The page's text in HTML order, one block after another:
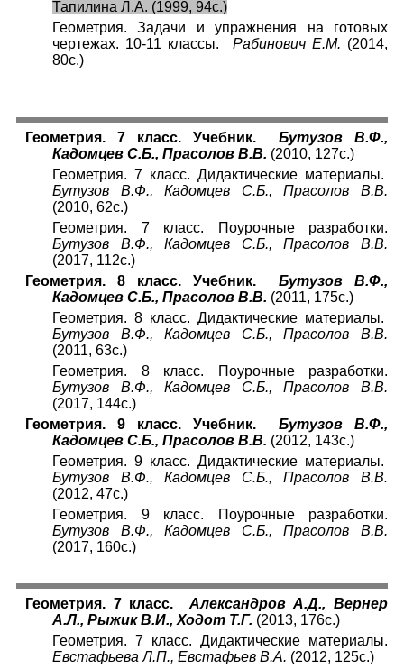
Тапилина Л.А. (1999, 94с.)
Геометрия. Задачи и упражнения на готовых
чертежах. 10-11 классы. Рабинович Е.М. (2014,
80с.)
Геометрия. 7 класс. Учебник.Бутузов В.Ф.,
Кадомцев С.Б., Прасолов В.В. (2010, 127с.)
Геометрия. 7 класс. Дидактические материалы.
Бутузов В.Ф., Кадомцев С.Б., Прасолов В.В.
(2010, 62с.)
Геометрия. 7 класс. Поурочные разработки.
Бутузов В.Ф., Кадомцев С.Б., Прасолов В.В.
(2017, 112с.)
Геометрия. 8 класс. Учебник.Бутузов В.Ф.,
Кадомцев С.Б., Прасолов В.В. (2011, 175с.)
Геометрия. 8 класс. Дидактические материалы.
Бутузов В.Ф., Кадомцев С.Б., Прасолов В.В.
(2011, 63с.)
Геометрия. 8 класс. Поурочные разработки.
Бутузов В.Ф., Кадомцев С.Б., Прасолов В.В.
(2017, 144с.)
Геометрия. 9 класс. Учебник.Бутузов В.Ф.,
Кадомцев С.Б., Прасолов В.В. (2012, 143с.)
Геометрия. 9 класс. Дидактические материалы.
Бутузов В.Ф., Кадомцев С.Б., Прасолов В.В.
(2012, 47с.)
Геометрия. 9 класс. Поурочные разработки.
Бутузов В.Ф., Кадомцев С.Б., Прасолов В.В.
(2017, 160с.)
Геометрия. 7 класс. Александров А.Д., Вернер
А.Л., Рыжик В.И., Ходот Т.Г. (2013, 176с.)
Геометрия. 7 класс. Дидактические материалы.
Евстафьева Л.П., Евстафьев В.А. (2012, 125с.)